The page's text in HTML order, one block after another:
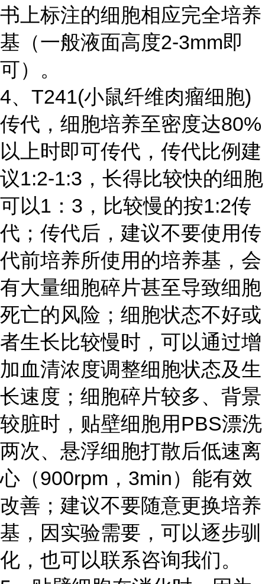
书上标注的细胞相应完全培养
基（一般液面高度2-3mm即
可）。
4、T241(小鼠纤维肉瘤细胞)
传代，细胞培养至密度达80%
以上时即可传代，传代比例建
议1:2-1:3，长得比较快的细胞
可以1：3，比较慢的按1:2传
代；传代后，建议不要使用传
代前培养所使用的培养基，会
有大量细胞碎片甚至导致细胞
死亡的风险；细胞状态不好或
者生长比较慢时，可以通过增
加血清浓度调整细胞状态及生
长速度；细胞碎片较多、背景
较脏时，贴壁细胞用PBS漂洗
两次、悬浮细胞打散后低速离
心（900rpm，3min）能有效
改善；建议不要随意更换培养
基，因实验需要，可以逐步驯
化，也可以联系咨询我们。